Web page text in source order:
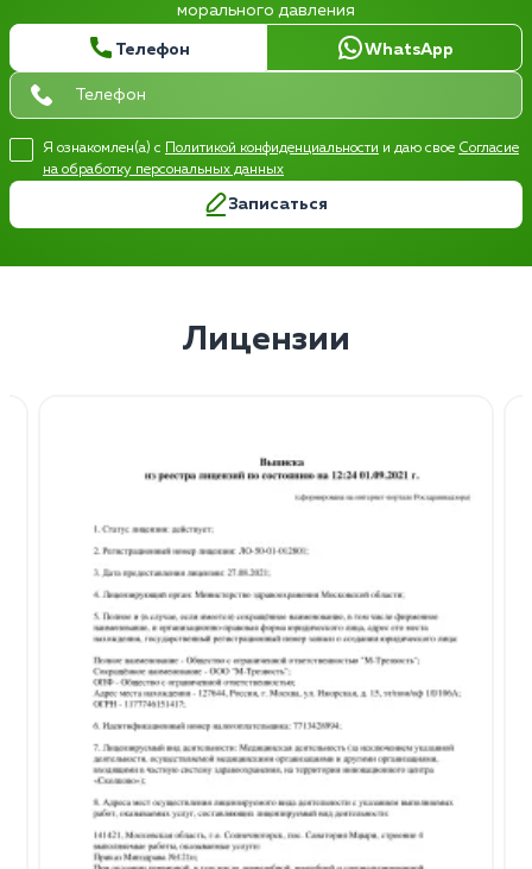
морального давления
Телефон WhatsApp
Я ознакомлен(а) с Политикой конфиденциальности и даю свое Согласие
на обработку персональных данных
Записаться
Лицензии